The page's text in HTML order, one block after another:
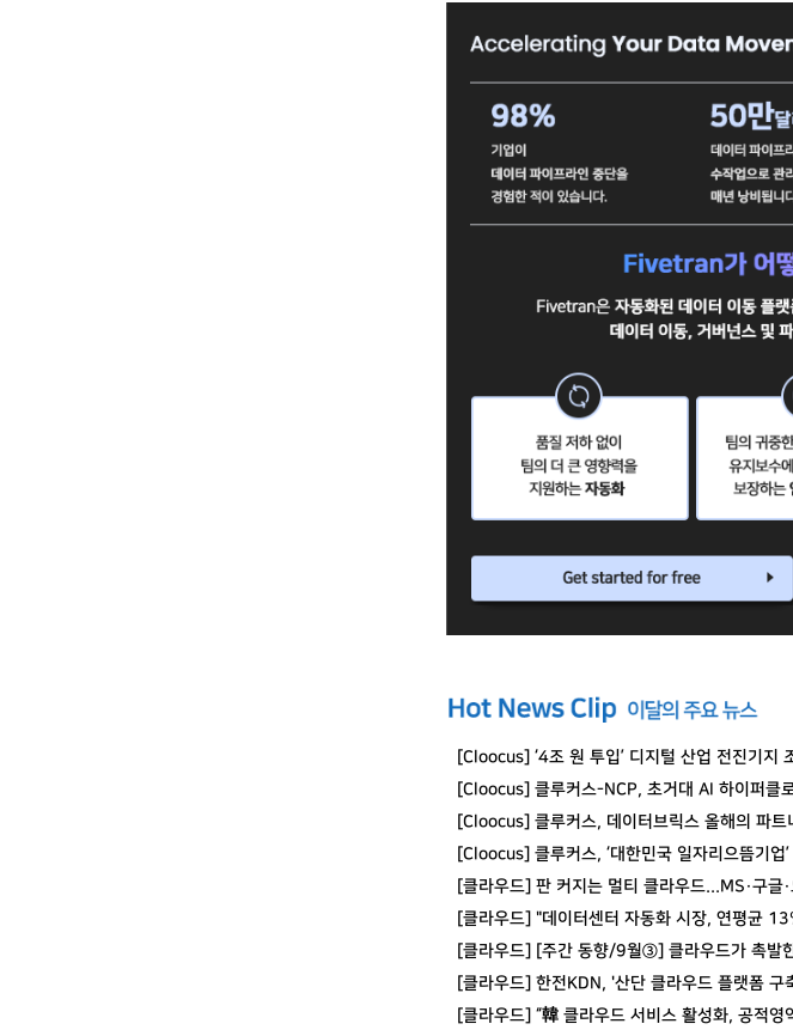
[Cloocus] ‘4조 원 투입’ 디지털 산업 전진기지
[Cloocus] 클루커스-NCP, 초거대 AI 하이퍼클
[Cloocus] 클루커스, 데이터브릭스 올해의 파
[Cloocus] 클루커스, ‘대한민국 일자리으뜸기업’
[클라우드] 판 커지는 멀티 클라우드...MS·구글·
[클라우드] "데이터센터 자동화 시장, 연평균
[클라우드] [주간 동향/9월③] 클라우드가 촉발
[클라우드] 한전KDN, '산단 클라우드 플랫폼
[클라우드] “韓 클라우드 서비스 활성화, 공적영